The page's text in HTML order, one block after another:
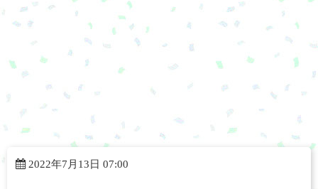
2022年7月13日 07:00